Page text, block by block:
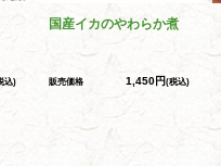
込)
国産イカのやわらか煮
販売価格 1,450円(税込)